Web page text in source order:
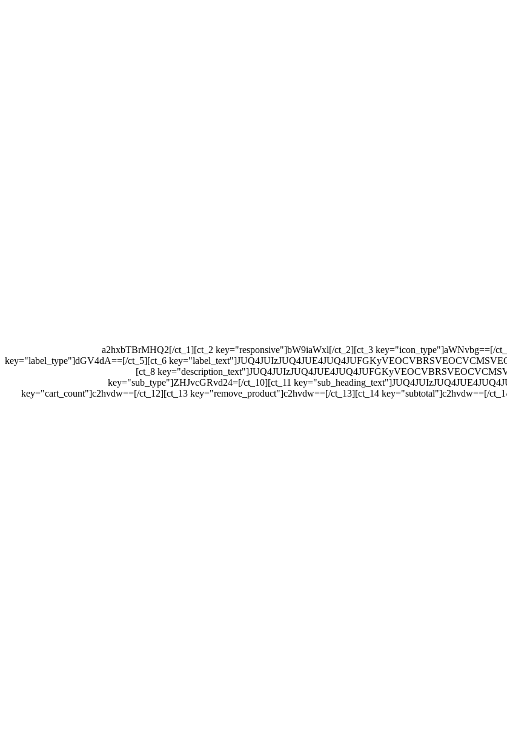
[ct_1 key="key"]a2hxbTBrMHQ2[/ct_1][ct_2 key="responsive"]bW9iaWxl[/ct_2][ct_3
key="label_type"]dGV4dA==[/ct_5][ct_6
[ct_8
key="sub_type"]ZHJvcGRvd24=[/ct_10][ct_11
key="cart_count"]c2hvdw==[/ct_12][ct_13 key="remove_product"]c2hvdw==[/ct_13][ct_14 key="subtotal"]c2hvdw==[/